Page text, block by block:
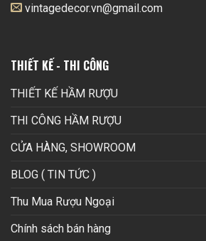
vintagedecor.vn@gmail.com
THIẾT KẾ - THI CÔNG
THIẾT KẾ HẦM RƯỢU
THI CÔNG HẦM RƯỢU
CỬA HÀNG, SHOWROOM
BLOG ( TIN TỨC )
Thu Mua Rượu Ngoại
Chính sách bán hàng